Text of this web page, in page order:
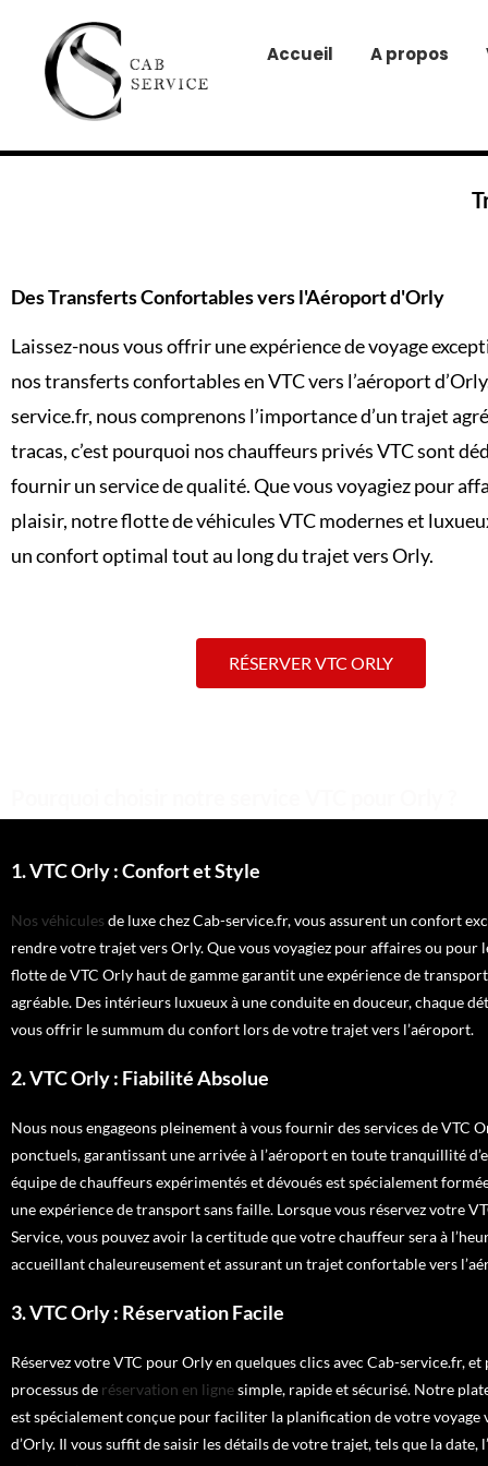
Accueil A propos
Des Transferts Confortables vers l'Aéroport d'Orly
Laissez-nous vous offrir une expérience de voyage
nos transferts confortables en VTC vers l’aéroport
service.fr, nous comprenons l’importance d’un trajet
tracas, c’est pourquoi nos chauffeurs privés VTC sont
fournir un service de qualité. Que vous voyagiez pour
plaisir, notre flotte de véhicules VTC modernes et
un confort optimal tout au long du trajet vers Orly.
RÉSERVER VTC ORLY
1. VTC Orly : Confort et Style
Nos véhicules de luxe chez Cab-service.fr, vous assurent un confort
rendre votre trajet vers Orly. Que vous voyagiez pour affaires ou pour
flotte de VTC Orly haut de gamme garantit une expérience de
agréable. Des intérieurs luxueux à une conduite en douceur, chaque
vous offrir le summum du confort lors de votre trajet vers l’aéroport.
2. VTC Orly : Fiabilité Absolue
Nous nous engageons pleinement à vous fournir des services de VTC
ponctuels, garantissant une arrivée à l’aéroport en toute tranquillité
équipe de chauffeurs expérimentés et dévoués est spécialement
une expérience de transport sans faille. Lorsque vous réservez votre
Service, vous pouvez avoir la certitude que votre chauffeur sera à
accueillant chaleureusement et assurant un trajet confortable vers
3. VTC Orly : Réservation Facile
Réservez votre VTC pour Orly en quelques clics avec Cab-service.fr, et
processus de réservation en lignesimple, rapide et sécurisé. Notre
est spécialement conçue pour faciliter la planification de votre voyage
d’Orly. Il vous suffit de saisir les détails de votre trajet, tels que la date,